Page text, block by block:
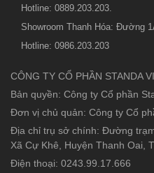
Hotline: 0889.203.203.
Showroom Thanh Hóa: Đường
Hotline: 0986.203.203
CÔNG TY CỔ PHẦN STANDA
Bản quyền: Công ty Cổ phần
Đơn vị chủ quản: Công ty Cổ
Địa chỉ trụ sở chính: Đường
Xã Cự Khê, Huyện Thanh Oai,
Điện thoại: 0243.99.17.666